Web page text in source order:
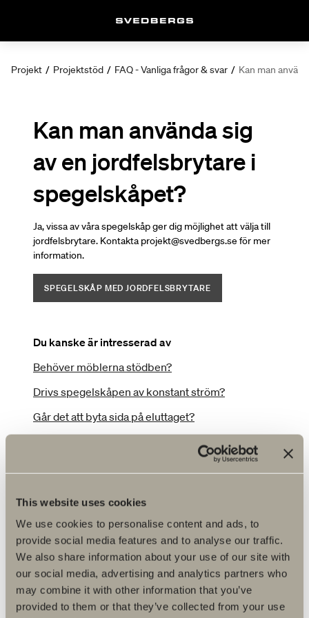
This website uses cookies
We use cookies to personalise content and ads, to
provide social media features and to analyse our traffic.
We also share information about your use of our site with
our social media, advertising and analytics partners who
may combine it with other information that you’ve
provided to them or that they’ve collected from your use
Projekt / Projektstöd / FAQ - Vanliga frågor & svar / Kan man
Kan man använda sig
av en jordfelsbrytare i
spegelskåpet?
Ja, vissa av våra spegelskåp ger dig möjlighet att välja till
jordfelsbrytare. Kontakta projekt@svedbergs.se för mer
information.
SPEGELSKÅP MED JORDFELSBRYTARE
Du kanske är intresserad av
Behöver möblerna stödben?
Drivs spegelskåpen av konstant ström?
Går det att byta sida på eluttaget?
Har era möbler färdigborrade hål för handtag?
I vilken höjd ska jag montera tvättställsskåpet?
Vad är garantin på era produkter?
Var hittar jag BIM Objects för era produkter?
Var hittar jag information om Kelvin och Lumen?
Var hittar jag miljö- och produktbilder?